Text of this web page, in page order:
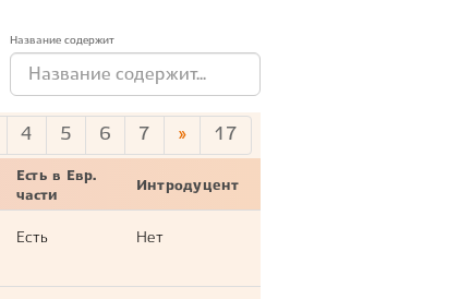
Название содержит
4 5 6 7 » 17
Есть в Евр.
части
Интродуцент
Есть Нет